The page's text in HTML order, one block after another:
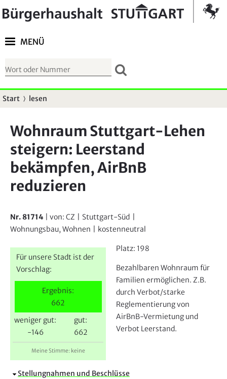
Springe zur Navigation
Kontrast umschalten
MENÜ
S
u
c
f
o
r
m
u
l
r
S
Start lesen
Wohnraum Stuttgart-Lehen
steigern: Leerstand
bekämpfen, AirBnB
reduzieren
Nr. 81714 | von: CZ Stuttgart-Süd
Wohnungsbau, Wohnen
kostenneutral
Für unsere Stadt ist der
Vorschlag:
Ergebnis:
662
weniger gut:
-146
gut:
662
Meine Stimme: keine
Platz: 198
Bezahlbaren Wohnraum für
Familien ermöglichen. Z.B.
durch Verbot/starke
Reglementierung von
AirBnB-Vermietung und
Verbot Leerstand.
A
Stellungnahmen und Beschlüsse